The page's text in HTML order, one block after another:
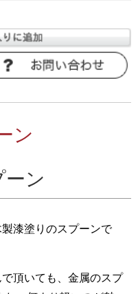
ン
ン
漆塗りのスプーンで
頂いても、金属のスプ